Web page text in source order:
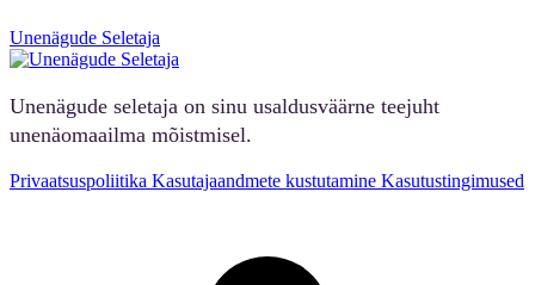
Unenägude Seletaja
Unenägude seletaja on sinu usaldusväärne teejuht
unenäomaailma mõistmisel.
Privaatsuspoliitika Kasutajaandmete kustutamine Kasutustingimused